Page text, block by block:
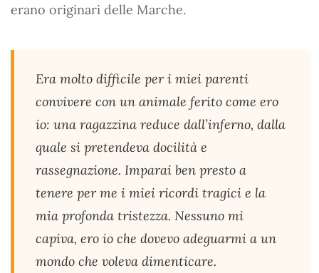
erano originari delle Marche.
Era molto difficile per i miei parenti
convivere con un animale ferito come ero
io: una ragazzina reduce dall’inferno, dalla
quale si pretendeva docilità e
rassegnazione. Imparai ben presto a
tenere per me i miei ricordi tragici e la
mia profonda tristezza. Nessuno mi
capiva, ero io che dovevo adeguarmi a un
mondo che voleva dimenticare.